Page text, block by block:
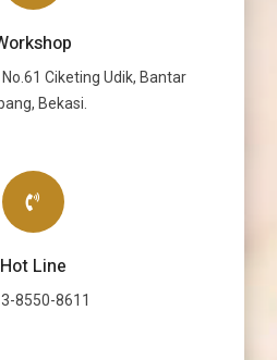
Ciketing Udik, Bantar
Bekasi.
Hot Line
8550-8611